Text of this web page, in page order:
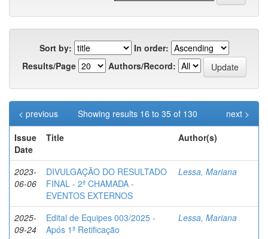
Sort by:
In order:
Results/Page
Authors/Record:
Showing results 16 to 35 of 130
< previous
next >
Issue
Date
Title Author(s)
2023-
06-06
DIVULGAÇÃO DO RESULTADO
FINAL - 2ª CHAMADA -
EVENTOS EXTERNOS
Lessa, Mariana
2025-
09-24
Edital de Equipes 003/2025 -
Após 1ª Retificação
Lessa, Mariana